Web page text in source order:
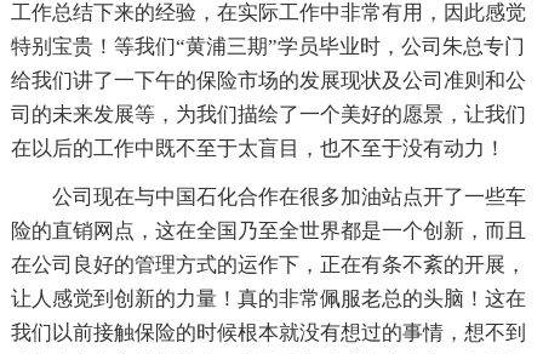
工作总结下来的经验，在实际工作中非常有用，因此感觉
特别宝贵！等我们“黄浦三期”学员毕业时，公司朱总专门
给我们讲了一下午的保险市场的发展现状及公司准则和公
司的未来发展等，为我们描绘了一个美好的愿景，让我们
在以后的工作中既不至于太盲目，也不至于没有动力！
公司现在与中国石化合作在很多加油站点开了一些车
险的直销网点，这在全国乃至全世界都是一个创新，而且
在公司良好的管理方式的运作下，正在有条不紊的开展，
让人感觉到创新的力量！真的非常佩服老总的头脑！这在
我们以前接触保险的时候根本就没有想过的事情，想不到